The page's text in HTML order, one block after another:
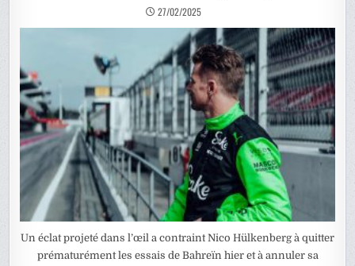
27/02/2025
Un éclat projeté dans l’œil a contraint Nico Hülkenberg à quitter
prématurément les essais de Bahreïn hier et à annuler sa